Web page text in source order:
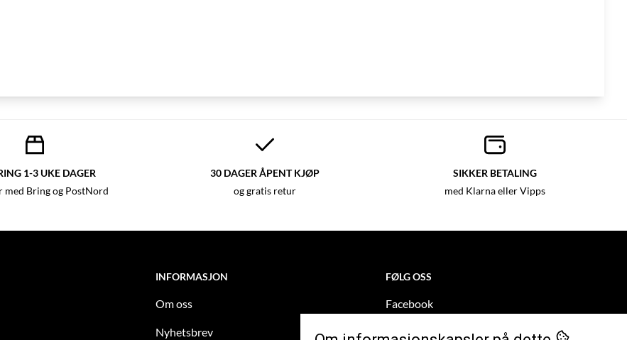
1-3 UKE DAGER
med Bring og PostNord
30 DAGER ÅPENT KJØP
og gratis retur
SIKKER BETALING
med Klarna eller Vipps
INFORMASJON
Om oss
Nyhetsbrev
FØLG OSS
Facebook
Instagram